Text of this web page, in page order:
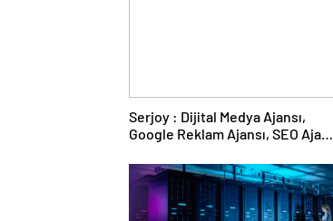
Serjoy : Dijital Medya Ajansı,
Google Reklam Ajansı, SEO Ajansı